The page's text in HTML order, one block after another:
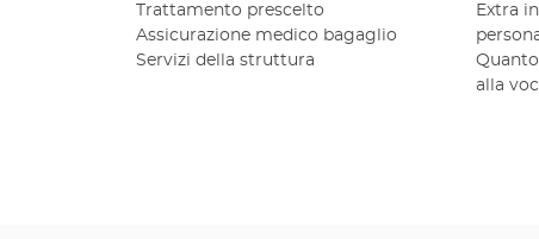
Trattamento prescelto
Assicurazione medico bagaglio
Servizi della struttura
Extra
alla